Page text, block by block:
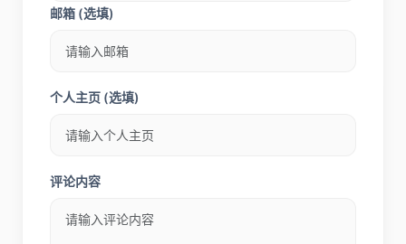
邮箱 (选填)
个人主页 (选填)
评论内容